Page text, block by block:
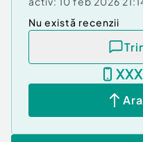
Nu există recenzii